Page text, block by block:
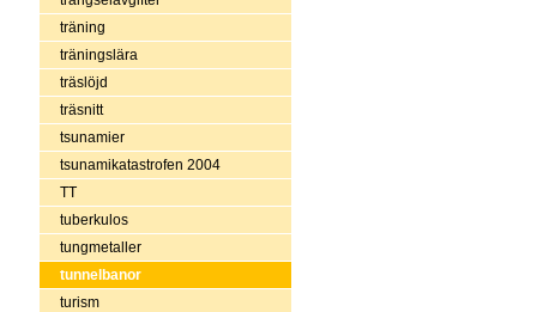
träning
träningslära
träslöjd
träsnitt
tsunamier
tsunamikatastrofen 2004
TT
tuberkulos
tungmetaller
tunnelbanor
turism